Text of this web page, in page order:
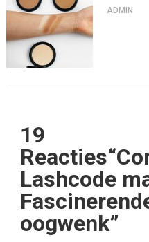
ADMIN
19
Lashcode
oogwenk”